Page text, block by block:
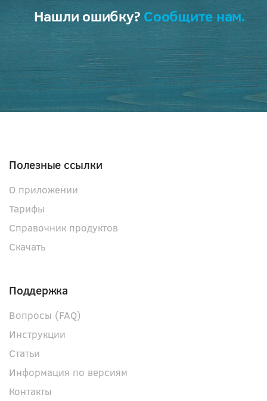
Нашли ошибку?Сообщите нам.
Полезные ссылки
О приложении
Тарифы
Справочник продуктов
Скачать
Поддержка
Вопросы (FAQ)
Инструкции
Статьи
Информация по версиям
Контакты